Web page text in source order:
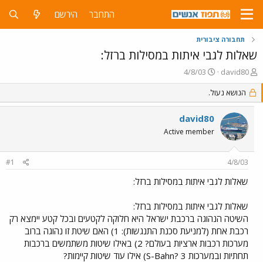
התחבר הירשם
תחבורה ציבורית
שאלות לגבי איתות במסילות ברזל:
פ
ו
ת
ח
נ
david80
פ
ו
ס
ם
ב
ת
ך
4/8/03
הנושא נעול.
david80
Active member
4/8/03
#1
שאלות לגבי איתות במסילות ברזל:
שאלות לגבי איתות במסילות ברזל:
השיטה הנהוגה ברכבת ישראל היא חלוקה לקטעים ובכל קטע יימצא רק
רכבת אחת (למניעת סכנת התנגשות): 1) האם שיטת זו נהוגה ברוב
מערכות רכבות ארציות בעולם? 2) באילו שיטות משתמשים ברכבות
תחתיות ובמערכות S-Bahn? 3) אילו עוד שיטות קיימות?